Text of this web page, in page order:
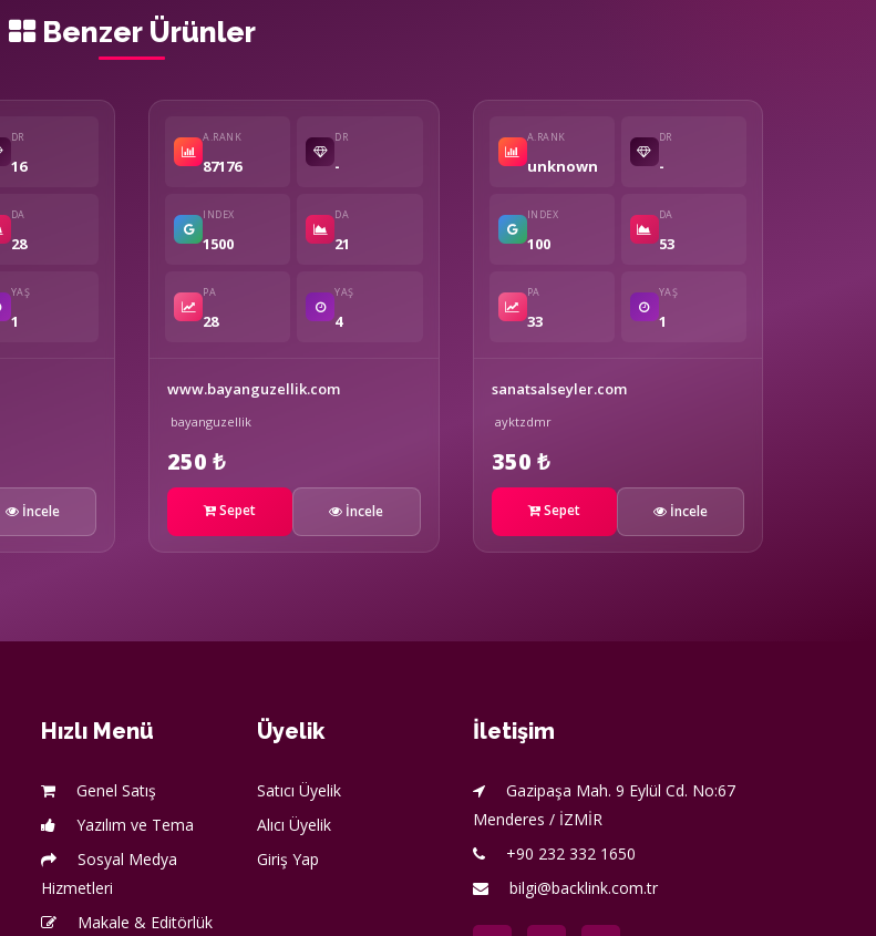
Benzer Ürünler
DR
16
DA
28
YAŞ
1
İncele
A.RANK
87176
DR
-
INDEX
1500
DA
21
PA
28
YAŞ
4
www.bayanguzellik.com
bayanguzellik
250 ₺
Sepet İncele
A.RANK
unknown
DR
-
INDEX
100
DA
53
PA
33
YAŞ
1
sanatsalseyler.com
ayktzdmr
350 ₺
Sepet İncele
Hızlı Menü
Genel Satış
Yazılım ve Tema
Sosyal Medya
Hizmetleri
Makale & Editörlük
Üyelik
Satıcı Üyelik
Alıcı Üyelik
Giriş Yap
İletişim
Gazipaşa Mah. 9 Eylül Cd. No:67
Menderes / İZMİR
+90 232 332 1650
bilgi@backlink.com.tr